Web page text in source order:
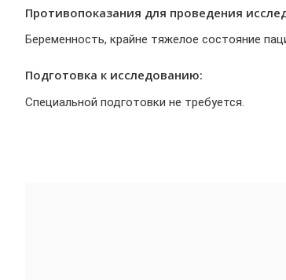
Противопоказания для проведения
Беременность, крайне тяжелое состояние
Подготовка к исследованию:
Специальной подготовки не требуется.